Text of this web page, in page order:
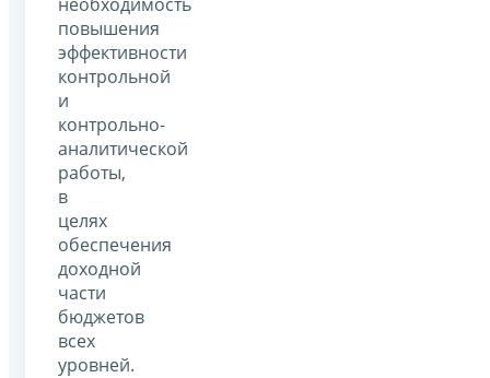
повышения
эффективности
контрольной
и
контрольно-
аналитической
работы,
в
целях
обеспечения
доходной
части
бюджетов
всех
уровней.